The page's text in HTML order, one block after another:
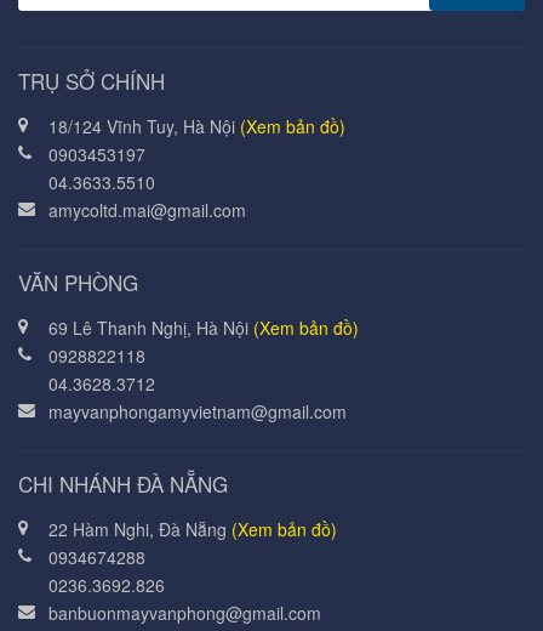
TRỤ SỞ CHÍNH
18/124 Vĩnh Tuy, Hà Nội (Xem bản đồ)
0903453197
04.3633.5510
amycoltd.mai@gmail.com
VĂN PHÒNG
69 Lê Thanh Nghị, Hà Nội (Xem bản đồ)
0928822118
04.3628.3712
mayvanphongamyvietnam@gmail.com
CHI NHÁNH ĐÀ NẴNG
22 Hàm Nghi, Đà Nẵng (Xem bản đồ)
0934674288
0236.3692.826
banbuonmayvanphong@gmail.com